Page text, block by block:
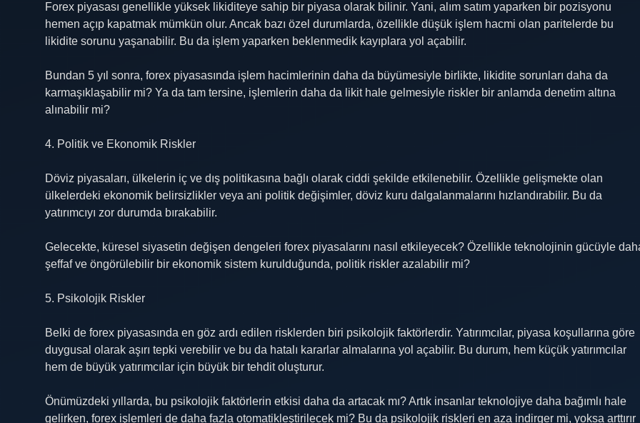
Forex piyasası genellikle yüksek likiditeye sahip bir piyasa olarak bilinir. Yani, alım satım yaparken bir pozisyonu
hemen açıp kapatmak mümkün olur. Ancak bazı özel durumlarda, özellikle düşük işlem hacmi olan paritelerde bu
likidite sorunu yaşanabilir. Bu da işlem yaparken beklenmedik kayıplara yol açabilir.
Bundan 5 yıl sonra, forex piyasasında işlem hacimlerinin daha da büyümesiyle birlikte, likidite sorunları daha da
karmaşıklaşabilir mi? Ya da tam tersine, işlemlerin daha da likit hale gelmesiyle riskler bir anlamda denetim altına
alınabilir mi?
4. Politik ve Ekonomik Riskler
Döviz piyasaları, ülkelerin iç ve dış politikasına bağlı olarak ciddi şekilde etkilenebilir. Özellikle gelişmekte olan
ülkelerdeki ekonomik belirsizlikler veya ani politik değişimler, döviz kuru dalgalanmalarını hızlandırabilir. Bu da
yatırımcıyı zor durumda bırakabilir.
Gelecekte, küresel siyasetin değişen dengeleri forex piyasalarını nasıl etkileyecek? Özellikle teknolojinin gücüyle
şeffaf ve öngörülebilir bir ekonomik sistem kurulduğunda, politik riskler azalabilir mi?
5. Psikolojik Riskler
Belki de forex piyasasında en göz ardı edilen risklerden biri psikolojik faktörlerdir. Yatırımcılar, piyasa koşullarına göre
duygusal olarak aşırı tepki verebilir ve bu da hatalı kararlar almalarına yol açabilir. Bu durum, hem küçük yatırımcılar
hem de büyük yatırımcılar için büyük bir tehdit oluşturur.
Önümüzdeki yıllarda, bu psikolojik faktörlerin etkisi daha da artacak mı? Artık insanlar teknolojiye daha bağımlı hale
gelirken, forex işlemleri de daha fazla otomatikleştirilecek mi? Bu da psikolojik riskleri en aza indirger mi, yoksa arttırır